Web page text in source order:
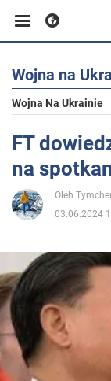
Biznes
Sport
Rozrywka
Polityka
Społeczeństwo
Wojna na
Wojna Na Ukrainie
FT
na
Oleh
03.06.2024